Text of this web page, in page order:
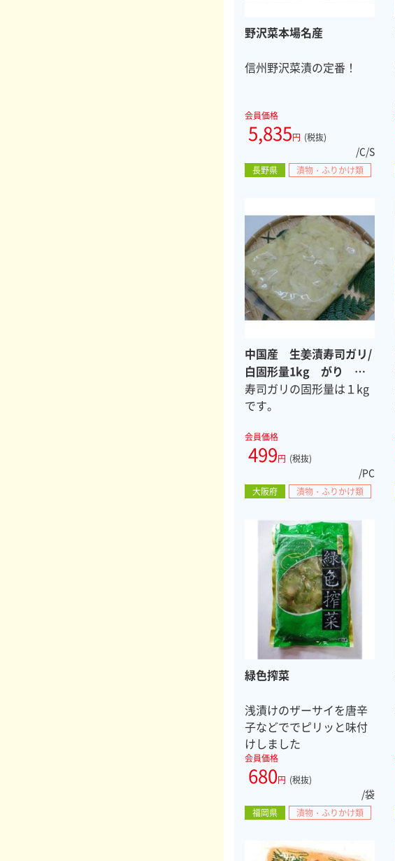
野沢菜本場名産
信州野沢菜漬の定番！
会員価格
5,835円 (税抜)
/C/S
長野県 漬物・ふりかけ類
中国産 生姜漬寿司ガリ/
白固形量1kg がり 常
温
寿司ガリの固形量は１kg
です。
会員価格
499円 (税抜)
/PC
大阪府 漬物・ふりかけ類
緑色搾菜
浅漬けのザーサイを唐辛
子などででピリッと味付
けしました
会員価格
680円 (税抜)
/袋
福岡県 漬物・ふりかけ類